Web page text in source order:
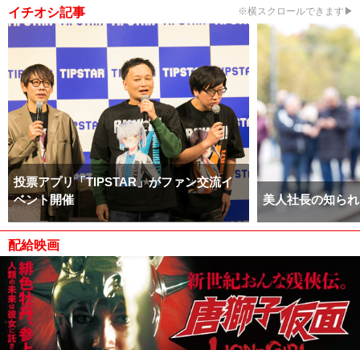
イチオシ記事 ※横スクロールできます▶
投票アプリ「TIPSTAR」がファン交流イ
ベント開催
美人社長の知ら
配給映画